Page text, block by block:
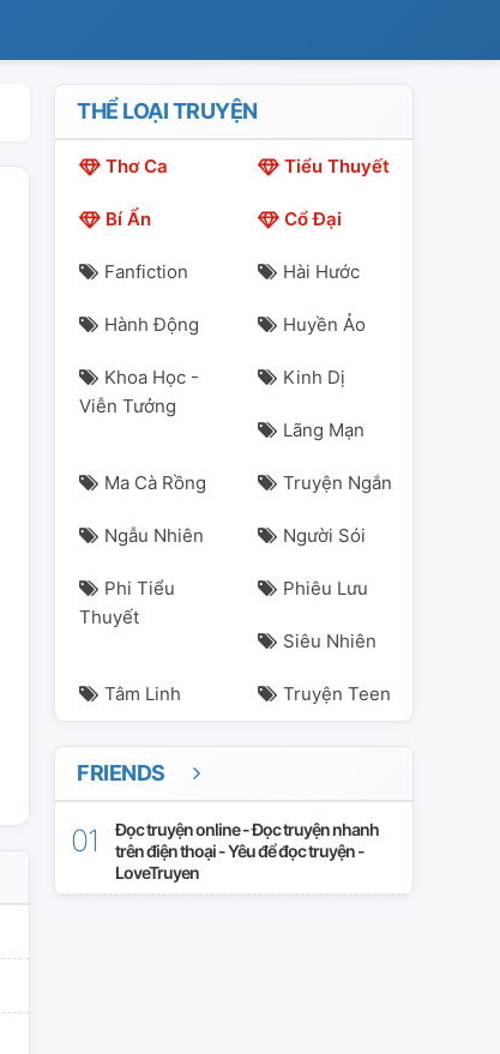
THỂ LOẠI TRUYỆN
Thơ Ca Tiểu Thuyết
Bí Ẩn Cổ Đại
Fanfiction Hài Hước
Hành Động Huyền Ảo
Khoa Học -
Viễn Tưởng
Kinh Dị
Lãng Mạn
Ma Cà Rồng Truyện Ngắn
Ngẫu Nhiên Người Sói
Phi Tiểu
Thuyết
Phiêu Lưu
Siêu Nhiên
Tâm Linh Truyện Teen
FRIENDS
Đọc truyện online - Đọc truyện nhanh
trên điện thoại - Yêu để đọc truyện -
LoveTruyen